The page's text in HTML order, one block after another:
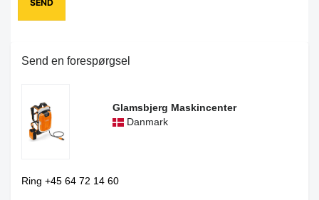
Send en forespørgsel
Glamsbjerg Maskincenter
Danmark
Ring +45 64 72 14 60